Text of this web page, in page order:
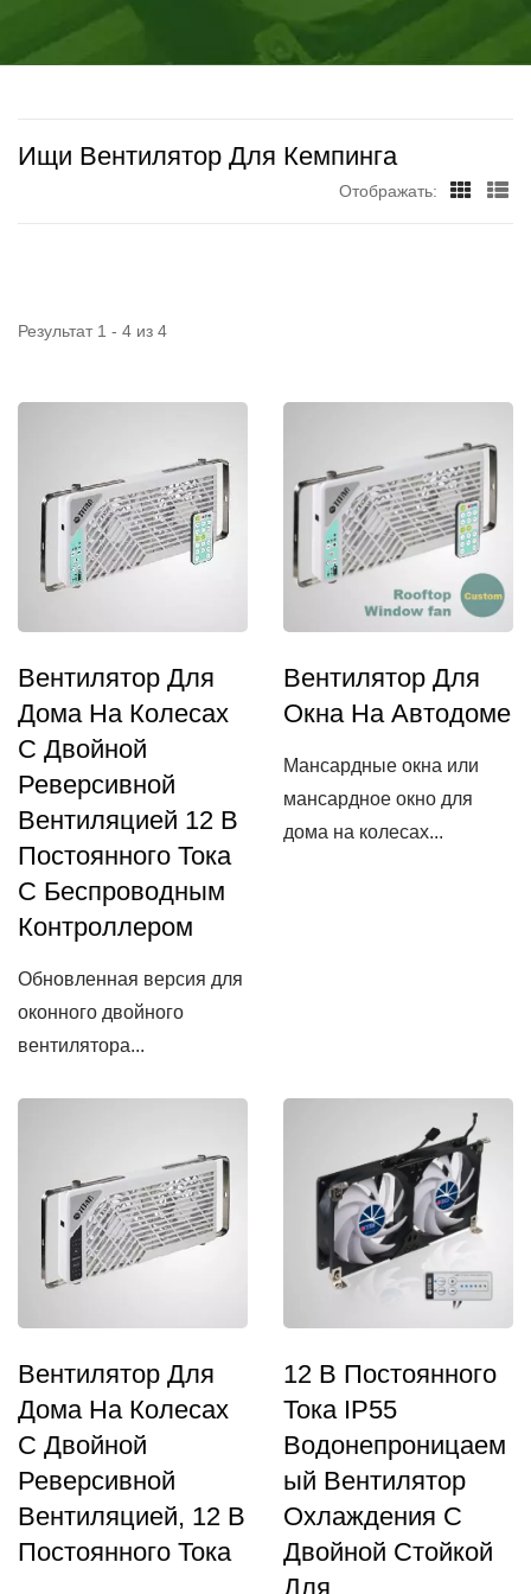
УНИВЕРСАЛЬНЫХ
ВЕНТИЛЯТОРОВ И
КОМПЬЮТЕРНЫХ
НАИЛУЧШЕЕ
ОХЛАЖДЕНИИ. | TITAN
Ищи Вентилятор Для Кемпинга
Отображать:
Результат 1 - 4 из 4
Вентилятор Для
Дома На Колесах
С Двойной
Реверсивной
Вентиляцией 12 В
Постоянного Тока
С Беспроводным
Контроллером
Обновленная версия для
оконного двойного
вентилятора...
Вентилятор Для
Окна На Автодоме
Мансардные окна или
мансардное окно для
дома на колесах...
Вентилятор Для
Дома На Колесах
С Двойной
Реверсивной
Вентиляцией, 12 В
Постоянного Тока
12 В Постоянного
Тока IP55
Водонепроницаем
Ый Вентилятор
Охлаждения С
Двойной Стойкой
Для